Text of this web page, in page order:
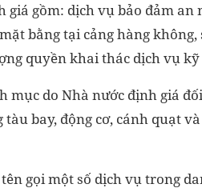
gồm: dịch vụ bảo đảm an
bằng tại cảng hàng
quyền khai thác dịch vụ
mục do Nhà nước định giá
bay, động cơ, cánh quạt
gọi một số dịch vụ trong